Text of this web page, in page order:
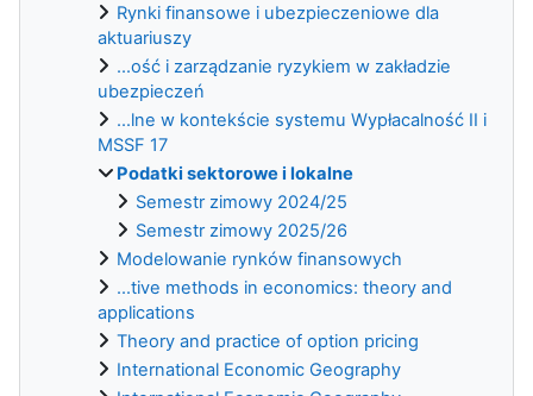
Rynki finansowe i ubezpieczeniowe dla
aktuariuszy
...ość i zarządzanie ryzykiem w zakładzie
ubezpieczeń
...lne w kontekście systemu Wypłacalność II i
MSSF 17
Podatki sektorowe i lokalne
Semestr zimowy 2024/25
Semestr zimowy 2025/26
Modelowanie rynków finansowych
...tive methods in economics: theory and
applications
Theory and practice of option pricing
International Economic Geography